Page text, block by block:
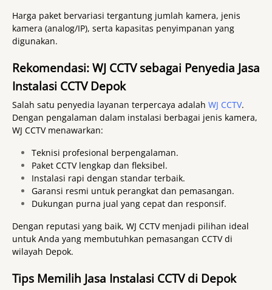
Harga paket bervariasi tergantung jumlah kamera, jenis
kamera (analog/IP), serta kapasitas penyimpanan yang
digunakan.
Rekomendasi: WJ CCTV sebagai Penyedia Jasa
Instalasi CCTV Depok
Salah satu penyedia layanan terpercaya adalah WJ CCTV.
Dengan pengalaman dalam instalasi berbagai jenis kamera,
WJ CCTV menawarkan:
Teknisi profesional berpengalaman.
Paket CCTV lengkap dan fleksibel.
Instalasi rapi dengan standar terbaik.
Garansi resmi untuk perangkat dan pemasangan.
Dukungan purna jual yang cepat dan responsif.
Dengan reputasi yang baik, WJ CCTV menjadi pilihan ideal
untuk Anda yang membutuhkan pemasangan CCTV di
wilayah Depok.
Tips Memilih Jasa Instalasi CCTV di Depok